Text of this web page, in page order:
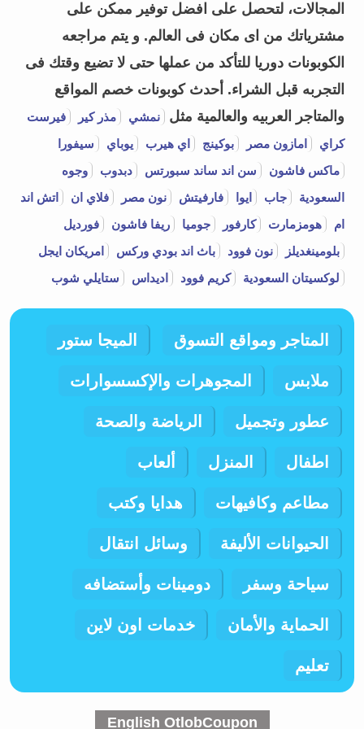
المجالات، لتحصل على افضل توفير ممكن على
مشترياتك من اى مكان فى العالم. و يتم مراجعه
الكوبونات دوريا للتأكد من عملها حتى لا تضيع وقتك فى
التجربه قبل الشراء. أحدث كوبونات خصم المواقع
والمتاجر العربيه والعالمية مثل
نمشي مذر كير
فيرست
كراي
امازون مصر بوكينج اي هيرب يوباي
سيفورا
ماكس فاشون
سن اند ساند سبورتس دبدوب
وجوه
السعودية
جاب ايوا فارفيتش نون مصر فلاي ان
اتش اند
ام
هومزمارت كارفور جوميا ريفا فاشون
فورديل
بلومينغديلز
نون فوود باث اند بودي وركس
امريكان ايجل
لوكسيتان السعودية
كريم فوود اديداس ستايلي شوب
المتاجر ومواقع التسوق الميجا ستور
ملابس المجوهرات والإكسسوارات
عطور وتجميل الرياضة والصحة
اطفال المنزل ألعاب
مطاعم وكافيهات هدايا وكتب
الحيوانات الأليفة وسائل انتقال
سياحة وسفر دومينات وأستضافه
الحماية والأمان خدمات اون لاين
تعليم
English OtlobCoupon